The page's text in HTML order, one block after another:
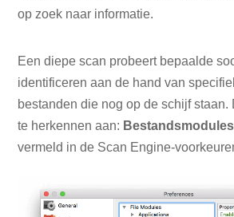
op zoek naar informatie.
Een diepe scan probeert bepaalde
identificeren aan de hand van
bestanden die nog op de schijf staan.
te herkennen aan: Bestandsmodules
vermeld in de Scan Engine-